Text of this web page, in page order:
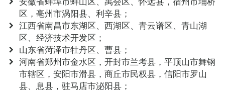
区，亳州市涡阳县、利辛县；
江西省南昌市东湖区、西湖区、青云谱区、青山湖
区、经济技术开发区；
山东省菏泽市牡丹区、曹县；
河南省郑州市金水区，开封市兰考县，平顶山市舞钢
市辖区，安阳市滑县，商丘市民权县，信阳市罗山
县、息县，驻马店市泌阳县；